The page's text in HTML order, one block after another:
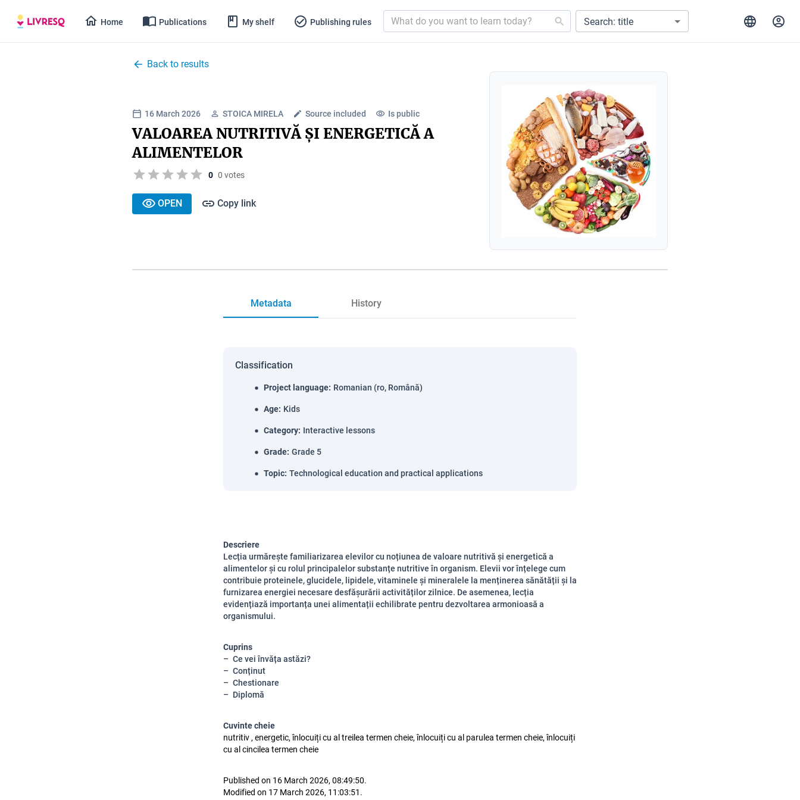
Home Publications My shelf Publishing rules Search: title
Back to results
16 March 2026 STOICA MIRELA Source included Is public
VALOAREA NUTRITIVĂ ȘI ENERGETICĂ A
ALIMENTELOR
0 0 votes
OPEN Copy link
Metadata History
Classification
Project language: Romanian (ro, Română)
Age: Kids
Category: Interactive lessons
Grade: Grade 5
Topic: Technological education and practical applications
Descriere
Lecția urmărește familiarizarea elevilor cu noțiunea de valoare nutritivă și energetică a
alimentelor și cu rolul principalelor substanțe nutritive în organism. Elevii vor înțelege cum
contribuie proteinele, glucidele, lipidele, vitaminele și mineralele la menținerea sănătății și la
furnizarea energiei necesare desfășurării activităților zilnice. De asemenea, lecția
evidențiază importanța unei alimentații echilibrate pentru dezvoltarea armonioasă a
organismului.
Cuprins
Ce vei învăța astăzi?
Conținut
Chestionare
Diplomă
Cuvinte cheie
nutritiv , energetic, înlocuiți cu al treilea termen cheie, înlocuiți cu al parulea termen cheie, înlocuiți
cu al cincilea termen cheie
Published on 16 March 2026, 08:49:50.
Modified on 17 March 2026, 11:03:51.